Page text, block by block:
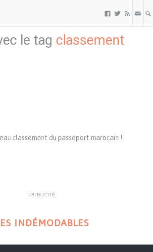
  
le tag classement
classement du passeport marocain !
PUBLICITÉ
INDÉMODABLES